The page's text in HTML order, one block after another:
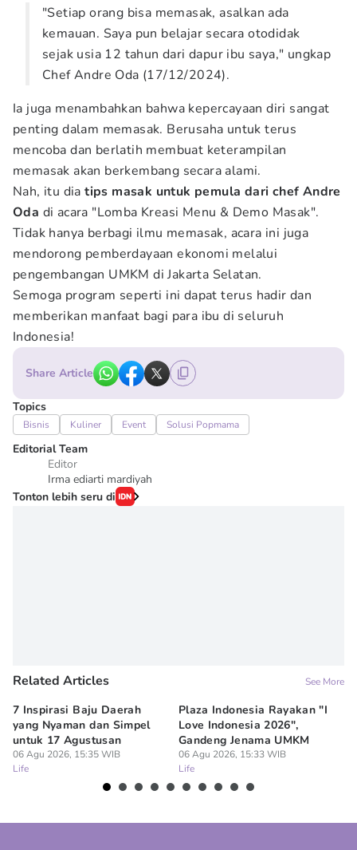
"Setiap orang bisa memasak, asalkan ada
kemauan. Saya pun belajar secara otodidak
sejak usia 12 tahun dari dapur ibu saya," ungkap
Chef Andre Oda (17/12/2024).
Ia juga menambahkan bahwa kepercayaan diri sangat
penting dalam memasak. Berusaha untuk terus
mencoba dan berlatih membuat keterampilan
memasak akan berkembang secara alami.
Nah, itu diatips masak untuk pemula dari chef Andre
Oda di acara "Lomba Kreasi Menu & Demo Masak".
Tidak hanya berbagi ilmu memasak, acara ini juga
mendorong pemberdayaan ekonomi melalui
pengembangan UMKM di Jakarta Selatan.
Semoga program seperti ini dapat terus hadir dan
memberikan manfaat bagi para ibu di seluruh
Indonesia!
Share Article
Topics
Bisnis Kuliner Event Solusi Popmama
Editorial Team
Editor
Irma ediarti mardiyah
Tonton lebih seru di
Related Articles See More
7 Inspirasi Baju Daerah
yang Nyaman dan Simpel
untuk 17 Agustusan
06 Agu 2026, 15:35 WIB
Life
Plaza Indonesia Rayakan "I
Love Indonesia 2026",
Gandeng Jenama UMKM
06 Agu 2026, 15:33 WIB
Life